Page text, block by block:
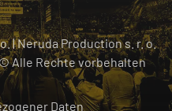
|Neruda Production s. r. o.
© Alle Rechte vorbehalten
Daten